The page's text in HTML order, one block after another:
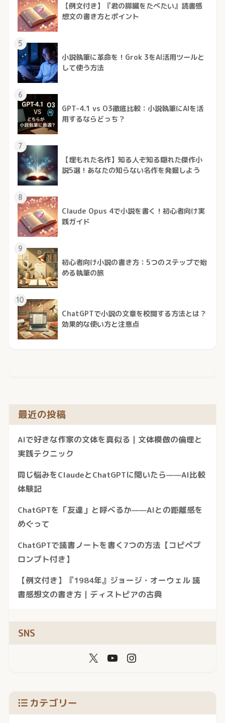
【例文付き】『君の膵臓をたべたい』読書感
想文の書き方とポイント
5
小説執筆に革命を！Grok 3をAI活用ツールと
して使う方法
6
GPT-4.1 vs O3徹底比較：小説執筆にAIを活
用するならどっち？
7
【埋もれた名作】知る人ぞ知る隠れた傑作小
説5選！あなたの知らない名作を発掘しよう
8
Claude Opus 4で小説を書く！初心者向け実
践ガイド
9
初心者向け小説の書き方：5つのステップで始
める執筆の旅
10
ChatGPTで小説の文章を校閲する方法とは？
効果的な使い方と注意点
最近の投稿
AIで好きな作家の文体を真似る｜文体模倣の倫理と
実践テクニック
同じ悩みをClaudeとChatGPTに聞いたら——AI比較
体験記
ChatGPTを「友達」と呼べるか——AIとの距離感を
めぐって
ChatGPTで読書ノートを書く7つの方法【コピペプ
ロンプト付き】
【例文付き】『1984年』ジョージ・オーウェル 読
書感想文の書き方｜ディストピアの古典
SNS
カテゴリー